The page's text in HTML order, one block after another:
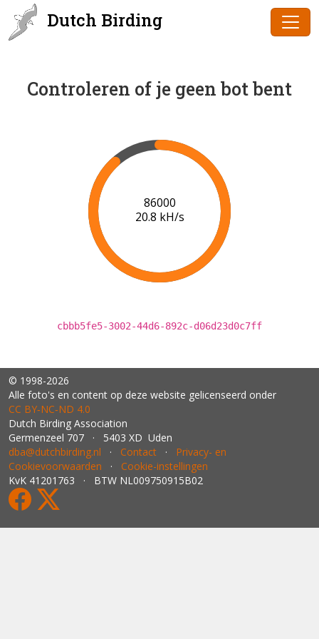
Dutch Birding
Controleren of je geen bot bent
87000
20.1 kH/s
cbbb5fe5-3002-44d6-892c-d06d23d0c7ff
© 1998-2026
Alle foto's en content op deze website gelicenseerd onder
CC BY‑NC‑ND 4.0
Dutch Birding Association
Germenzeel 707 · 5403 XD Uden
dba@dutchbirding.nl · Contact · Privacy- en
Cookievoorwaarden · Cookie-instellingen
KvK 41201763 · BTW NL009750915B02